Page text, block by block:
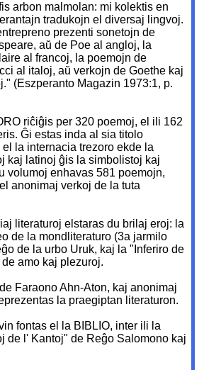
arbon malmolan: mi kolektis en
tradukojn el diversaj lingvoj.
prezenti sonetojn de
aŭde Poe al angloj, la
al francoj, la poemojn de
al italoj, aŭ verkojn de Goethe kaj
(Eszperanto Magazin 1973:1, p.
riĉiĝis per 320 poemoj, el ili 162
Ĝi estas inda al sia titolo
la internacia trezoro ekde la
kaj latinoj ĝis la simbolistoj kaj
volumoj enhavas 581 poemojn,
anonimaj verkoj de la tuta
literaturoj elstaras du brilaj eroj: la
de la mondliteraturo (3a jarmilo
de la urbo Uruk, kaj la "Inferiro de
amo kaj plezuroj.
Faraono Ahn-Aton, kaj anonimaj
la praegiptan literaturon.
fontas el la BIBLIO, inter ili la
de l' Kantoj" de Reĝo Salomono kaj